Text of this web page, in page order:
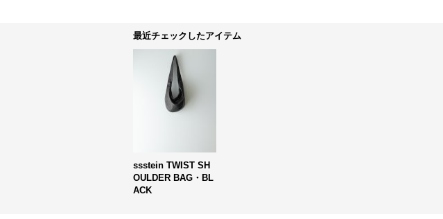
最近チェックしたアイテム
ssstein TWIST SH
OULDER BAG・BL
ACK